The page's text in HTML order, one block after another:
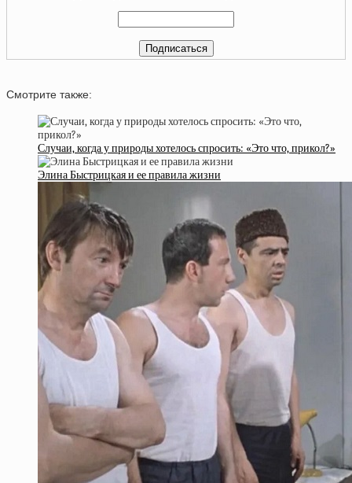
Смотрите также:
Случаи, когда у природы хотелось спросить: «Это что, прикол?»
Элина Быстрицкая и ее правила жизни